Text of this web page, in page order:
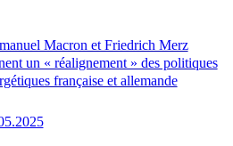
Macron et Friedrich Merz
un « réalignement » des politiques
française et allemande